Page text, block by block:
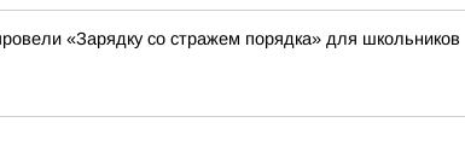
«Зарядку со стражем порядка» для школьников